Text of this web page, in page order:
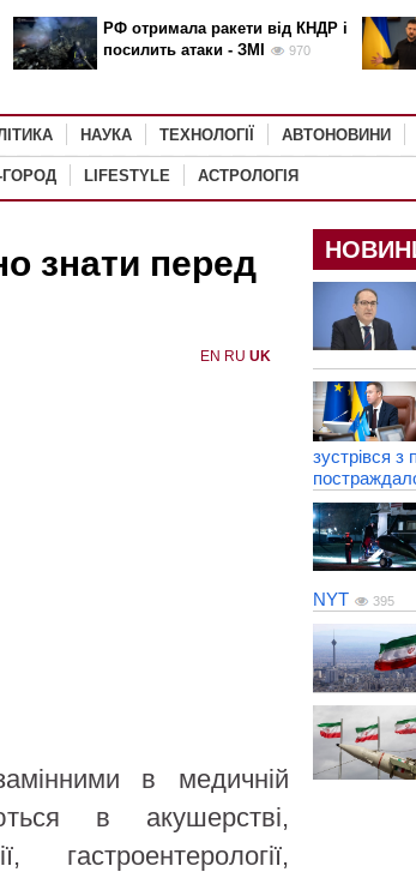
РФ отримала ракети від КНДР і
посилить атаки - ЗМІ
970
НАУКА ТЕХНОЛОГІЇ АВТОНОВИНИ
ГОРОД LIFESTYLE АСТРОЛОГІЯ
знати перед
EN RU UK
в медичній
в акушерстві,
гастроентерології,
зустрівся з
NYT
395